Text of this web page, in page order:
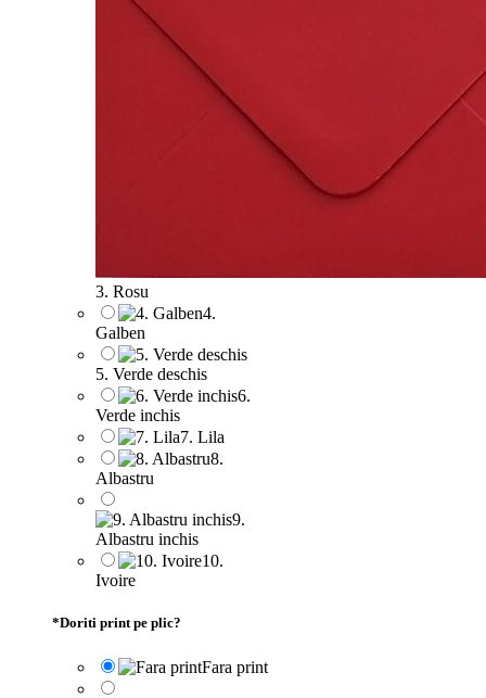
3. Rosu
4.
Galben
5. Verde deschis
6.
Verde inchis
7. Lila
8.
Albastru
9.
Albastru inchis
10.
Ivoire
*Doriti print pe plic?
Fara print